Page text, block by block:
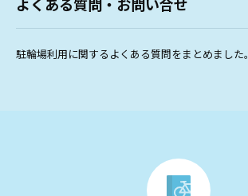
駐輪場利用に関するよくある質問をまとめました。